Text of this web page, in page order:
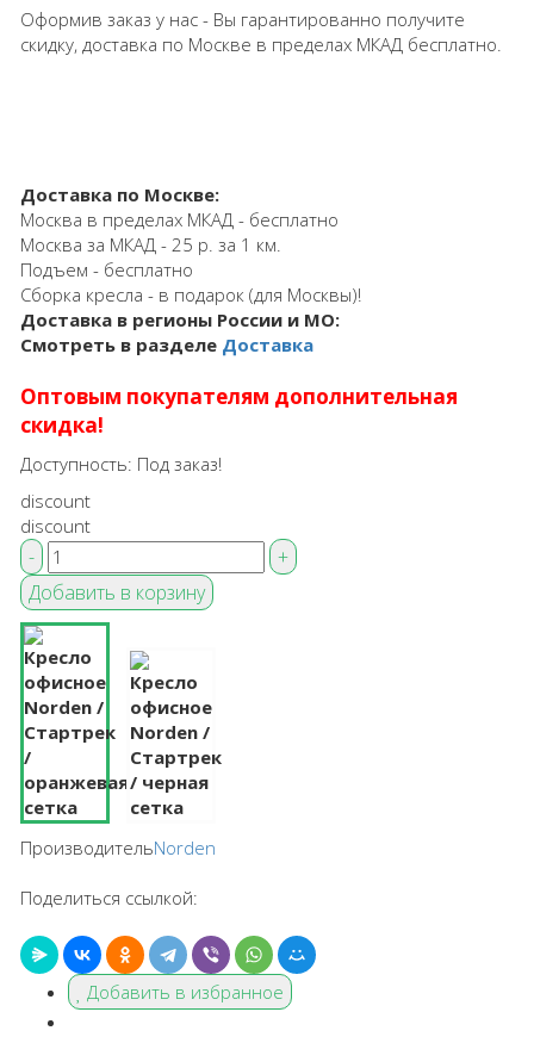
Оформив заказ у нас - Вы гарантированно получите
скидку, доставка по Москве в пределах МКАД бесплатно.
Доставка по Москве:
Москва в пределах МКАД - бесплатно
Москва за МКАД - 25 р. за 1 км.
Подъем - бесплатно
Сборка кресла - в подарок (для Москвы)!
Доставка в регионы России и МО:
Смотреть в разделе Доставка
Оптовым покупателям дополнительная
скидка!
Доступность: Под заказ!
discount
discount
ПроизводительNorden
Поделиться ссылкой:
Добавить в избранное